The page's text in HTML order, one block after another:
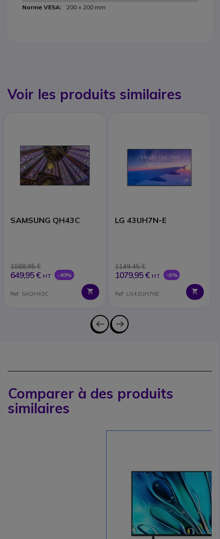
200 × 200 mm
Voir les produits similaires
SAMSUNG QH43C
1088,95 €
649,95 € HT -40%
Ref: SAQH43C
LG 43UH7N-E
1149,45 €
1079,95 € HT -6%
Ref: LG43UH7NE
Comparer à des produits
similaires